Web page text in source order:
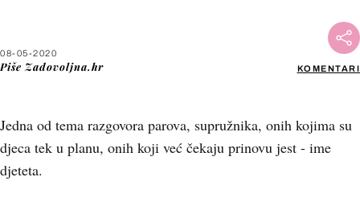
08-05-2020
Piše Zadovoljna.hr KOMENTARI
Jedna od tema razgovora parova, supružnika, onih kojima su
djeca tek u planu, onih koji već čekaju prinovu jest - ime
djeteta.